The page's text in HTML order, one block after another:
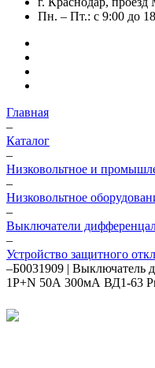
Пн. – Пт.: с 9:00 до
Главная
–
Каталог
–
Низковольтное и
–
Низковольтное
–
Выключатели
–
Устройство защитного
–Б0031909 | Выключатель
1P+N 50А 300мА ВД1-63